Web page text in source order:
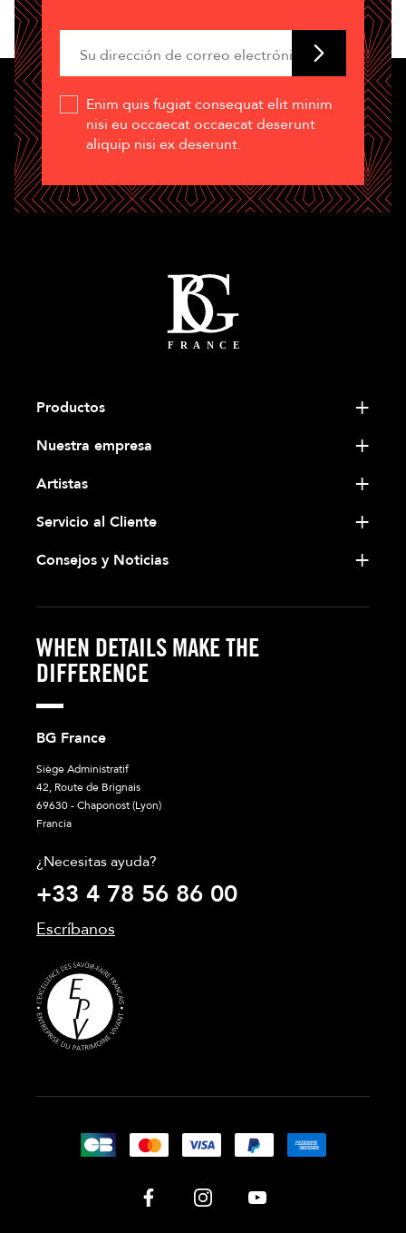
Enim quis fugiat consequat elit minim
nisi eu occaecat occaecat deserunt
aliquip nisi ex deserunt.
Productos
Nuestra empresa
Artistas
Servicio al Cliente
Consejos y Noticias
WHEN DETAILS MAKE THE
DIFFERENCE
BG France
Siège Administratif
42, Route de Brignais
69630 - Chaponost (Lyon)
Francia
¿Necesitas ayuda?
+33 4 78 56 86 00
Escríbanos